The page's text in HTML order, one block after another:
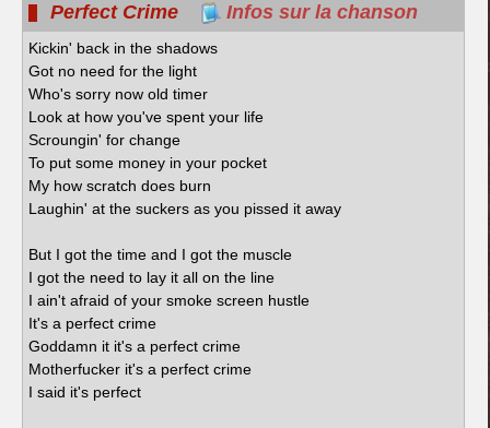
Perfect Crime Infos sur la chanson
Kickin' back in the shadows
Got no need for the light
Who's sorry now old timer
Look at how you've spent your life
Scroungin' for change
To put some money in your pocket
My how scratch does burn
Laughin' at the suckers as you pissed it away
But I got the time and I got the muscle
I got the need to lay it all on the line
I ain't afraid of your smoke screen hustle
It's a perfect crime
Goddamn it it's a perfect crime
Motherfucker it's a perfect crime
I said it's perfect